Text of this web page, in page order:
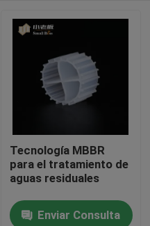
Tecnología MBBR
para el tratamiento de
aguas residuales
Enviar Consulta